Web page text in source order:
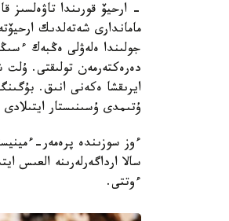
- ارحيۆ قورىندا تاۋەلسىز
ماماندارى شەتەلدىك
جولىندا ەلەۋلى ەڭبەك
دەرەكتەرمەن تولىقتى.
ايرىقشا ەكەنى انىق.
ۇتىمدى ۇسىنىستار
ءوز سوزىندە پرەمەر-
سالا ارداگەرلەرىنە العىس
ءوتتى.